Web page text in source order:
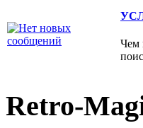
Чем
Retro-